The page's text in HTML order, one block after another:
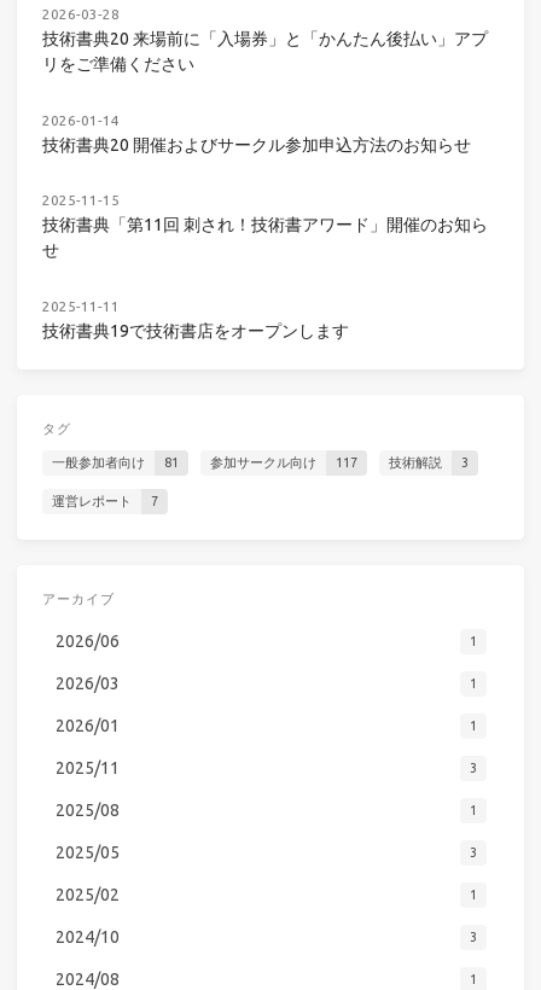
2026-03-28
技術書典20 来場前に「入場券」と「かんたん後払い」アプ
リをご準備ください
2026-01-14
技術書典20 開催およびサークル参加申込方法のお知らせ
2025-11-15
技術書典「第11回 刺され！技術書アワード」開催のお知ら
せ
2025-11-11
技術書典19で技術書店をオープンします
タグ
一般参加者向け 81 参加サークル向け 117 技術解説 3
運営レポート 7
アーカイブ
2026/06 1
2026/03 1
2026/01 1
2025/11 3
2025/08 1
2025/05 3
2025/02 1
2024/10 3
2024/08 1